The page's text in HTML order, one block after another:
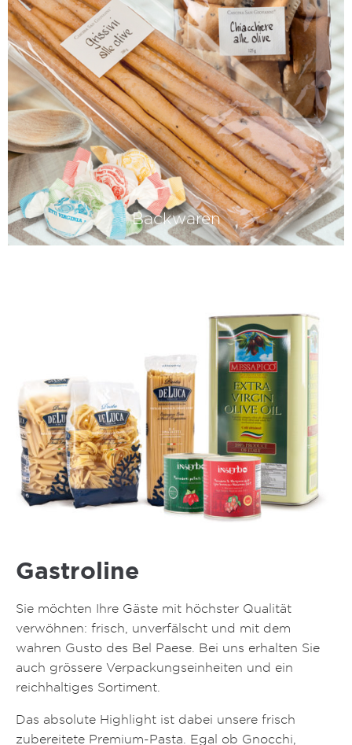
Backwaren
Mit ihnen fängt Italien an: mit Grissini,
Gastroline
Sie möchten Ihre Gäste mit höchster Qualität
verwöhnen: frisch, unverfälscht und mit dem
wahren Gusto des Bel Paese. Bei uns erhalten Sie
auch grössere Verpackungseinheiten und ein
reichhaltiges Sortiment.
Das absolute Highlight ist dabei unsere frisch
zubereitete Premium-Pasta. Egal ob Gnocchi,